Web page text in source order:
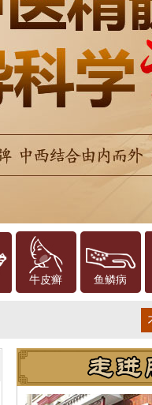
牛皮癣 鱼鳞病